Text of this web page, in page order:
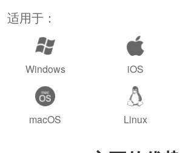
适用于：
Windows iOS
macOS Linux